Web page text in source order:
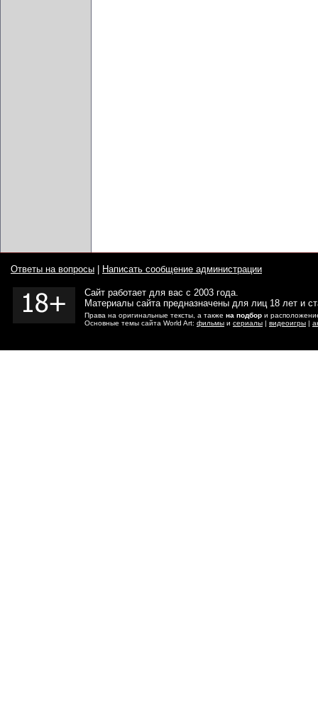
Ответы на вопросы Написать сообщение администрации
Сайт работает для вас с 2003 года.
Материалы сайта предназначены для лиц 18 лет и
Права на оригинальные тексты, а также на подбор и
Основные темы сайта World Art: фильмы и сериалы | видеоигры |